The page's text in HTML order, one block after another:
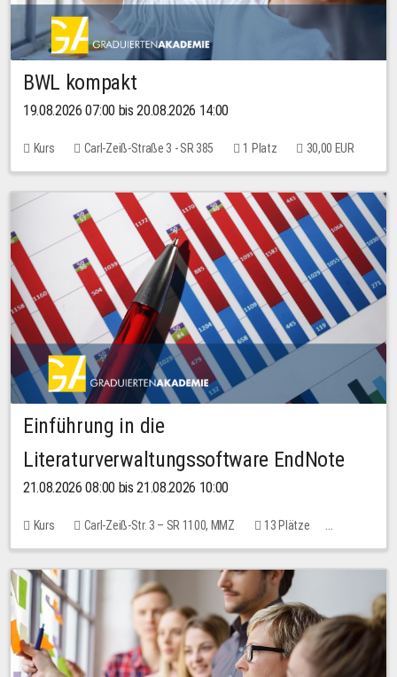
BWL kompakt
19.08.2026 07:00 bis 20.08.2026 14:00
Kurs Carl-Zeiß-Straße 3 - SR 385 1 Platz 30,00 EUR
Einführung in die
Literaturverwaltungssoftware EndNote
21.08.2026 08:00 bis 21.08.2026 10:00
Kurs Carl-Zeiß-Str. 3 – SR 1100, MMZ
13 Plätze
10,00 EUR